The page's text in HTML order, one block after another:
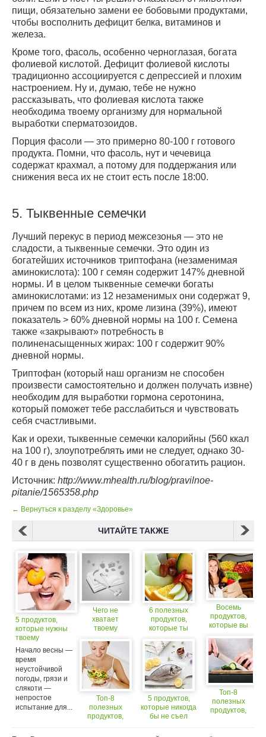
пищи, обязательно замени ее бобовыми продуктами,
чтобы восполнить дефицит белка, витаминов и
железа.
Кроме того, фасоль, особенно черноглазая, богата
фолиевой кислотой. Дефицит фолиевой кислоты
традиционно ассоциируется с депрессией и плохим
настроением. Ну и, думаю, тебе не нужно
рассказывать, что фолиевая кислота также
необходима твоему организму для нормальной
выработки сперматозоидов.
Порция фасоли — это примерно 80-100 г готового
продукта. Помни, что фасоль, нут и чечевица
содержат крахмал, а потому для поддержания или
снижения веса их не стоит есть после 18:00.
5. Тыквенные семечки
Лучший перекус в период межсезонья — это не
сладости, а тыквенные семечки. Это один из
богатейших источников триптофана (незаменимая
аминокислота): 100 г семян содержит 147% дневной
нормы. И в целом тыквенные семечки богаты
аминокислотами: из 12 незаменимых они содержат 9,
причем по всем из них, кроме лизина (39%), имеют
показатель > 60% дневной нормы на 100 г. Семена
также «закрывают» потребность в
полиненасыщенных жирах: 100 г содержит 90%
дневной нормы.
Триптофан (который наш организм не способен
произвести самостоятельно и должен получать извне)
необходим для выработки гормона серотонина,
который поможет тебе расслабиться и чувствовать
себя счастливыми.
Как и орехи, тыквенные семечки калорийны (560 ккал
на 100 г), злоупотреблять ими не следует, однако 30-
40 г в день позволят существенно обогатить рацион.
Источник: http://www.mhealth.ru/blog/pravilnoe-
pitanie/1565358.php
← Вернуться к разделу «Здоровье»
ЧИТАЙТЕ ТАКЖЕ
5 продуктов,
которые нужны
твоему
организму
весной
Начало весны —
время
неустойчивой
погоды, грязи и
слякоти —
непростое
испытание для...
Чего не
хватает
твоему
Топ-8
полезных
продуктов,
6 полезных
продуктов,
которые ты
выбрасываешь
5 продуктов,
которые никогда
бы не съел
Восемь
продуктов,
которые вы
неправильно
Топ-8
полезных
продуктов,